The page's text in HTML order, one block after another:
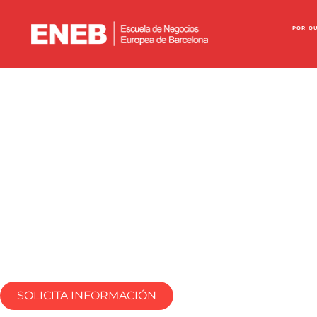
POR
SOLICITA INFORMACIÓN